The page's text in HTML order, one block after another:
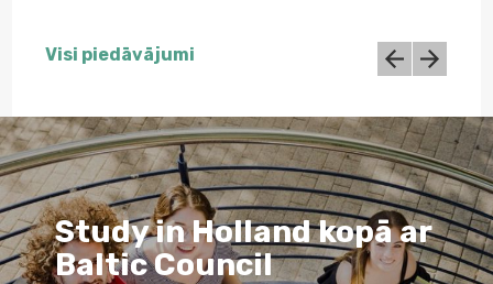
Visi piedāvājumi
Study in Holland kopā ar
Baltic Council